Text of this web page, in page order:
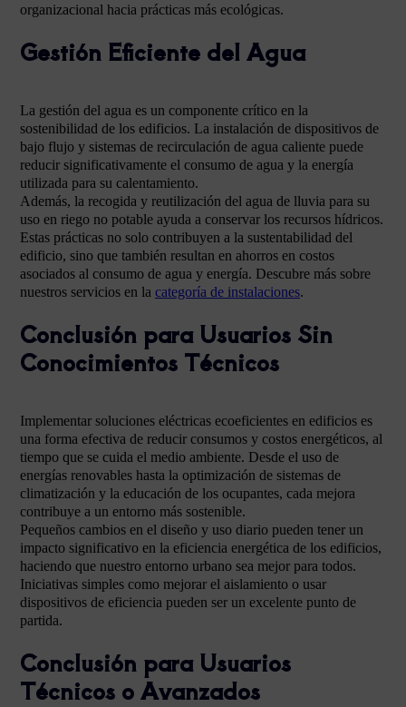
organizacional hacia prácticas más ecológicas.
Gestión Eficiente del Agua
La gestión del agua es un componente crítico en la
sostenibilidad de los edificios. La instalación de dispositivos de
bajo flujo y sistemas de recirculación de agua caliente puede
reducir significativamente el consumo de agua y la energía
utilizada para su calentamiento.
Además, la recogida y reutilización del agua de lluvia para su
uso en riego no potable ayuda a conservar los recursos hídricos.
Estas prácticas no solo contribuyen a la sustentabilidad del
edificio, sino que también resultan en ahorros en costos
asociados al consumo de agua y energía. Descubre más sobre
nuestros servicios en la categoría de instalaciones.
Conclusión para Usuarios Sin
Conocimientos Técnicos
Implementar soluciones eléctricas ecoeficientes en edificios es
una forma efectiva de reducir consumos y costos energéticos, al
tiempo que se cuida el medio ambiente. Desde el uso de
energías renovables hasta la optimización de sistemas de
climatización y la educación de los ocupantes, cada mejora
contribuye a un entorno más sostenible.
Pequeños cambios en el diseño y uso diario pueden tener un
impacto significativo en la eficiencia energética de los edificios,
haciendo que nuestro entorno urbano sea mejor para todos.
Iniciativas simples como mejorar el aislamiento o usar
dispositivos de eficiencia pueden ser un excelente punto de
partida.
Conclusión para Usuarios
Técnicos o Avanzados